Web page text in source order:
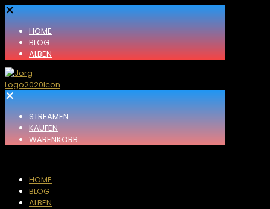
✕
HOME
BLOG
ALBEN
✕
STREAMEN
KAUFEN
WARENKORB
HOME
BLOG
ALBEN